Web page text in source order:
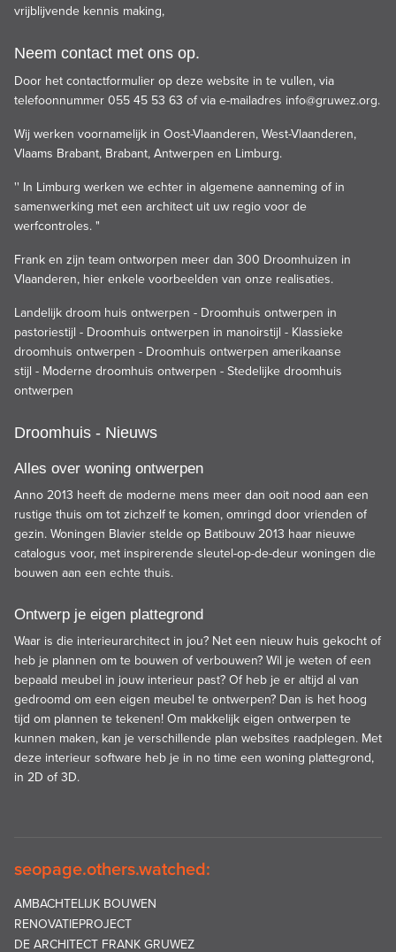
vrijblijvende kennis making,
Neem contact met ons op.
Door het contactformulier op deze website in te vullen, via
telefoonnummer 055 45 53 63 of via e-mailadres info@gruwez.org.
Wij werken voornamelijk in Oost-Vlaanderen, West-Vlaanderen,
Vlaams Brabant, Brabant, Antwerpen en Limburg.
'' In Limburg werken we echter in algemene aanneming of in
samenwerking met een architect uit uw regio voor de
werfcontroles. "
Frank en zijn team ontworpen meer dan 300 Droomhuizen in
Vlaanderen, hier enkele voorbeelden van onze realisaties.
Landelijk droom huis ontwerpen - Droomhuis ontwerpen in
pastoriestijl - Droomhuis ontwerpen in manoirstijl - Klassieke
droomhuis ontwerpen - Droomhuis ontwerpen amerikaanse
stijl - Moderne droomhuis ontwerpen - Stedelijke droomhuis
ontwerpen
Droomhuis - Nieuws
Alles over woning ontwerpen
Anno 2013 heeft de moderne mens meer dan ooit nood aan een
rustige thuis om tot zichzelf te komen, omringd door vrienden of
gezin. Woningen Blavier stelde op Batibouw 2013 haar nieuwe
catalogus voor, met inspirerende sleutel-op-de-deur woningen die
bouwen aan een echte thuis.
Ontwerp je eigen plattegrond
Waar is die interieurarchitect in jou? Net een nieuw huis gekocht of
heb je plannen om te bouwen of verbouwen? Wil je weten of een
bepaald meubel in jouw interieur past? Of heb je er altijd al van
gedroomd om een eigen meubel te ontwerpen? Dan is het hoog
tijd om plannen te tekenen! Om makkelijk eigen ontwerpen te
kunnen maken, kan je verschillende plan websites raadplegen. Met
deze interieur software heb je in no time een woning plattegrond,
in 2D of 3D.
seopage.others.watched:
AMBACHTELIJK BOUWEN
RENOVATIEPROJECT
DE ARCHITECT FRANK GRUWEZ